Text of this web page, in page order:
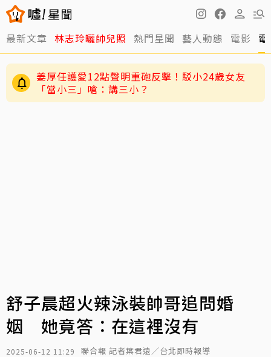
最新文章 林志玲曬帥兒照 熱門星聞 藝人動態 電影
姜厚任護愛12點聲明重砲反擊！駁小24歲女友
「當小三」嗆：講三小？
舒子晨超火辣泳裝帥哥追問婚
姻 她竟答：在這裡沒有
2025-06-12 11:29 聯合報 記者葉君遠／台北即時報導